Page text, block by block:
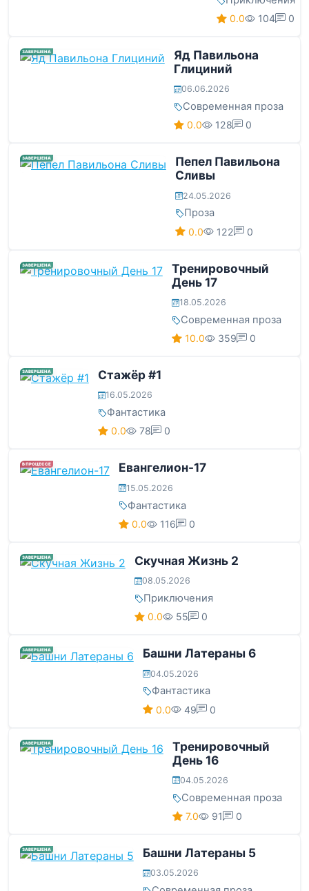
0.0 104 0
ЗАВЕРШЕНА
Яд Павильона
Глициний
06.06.2026
Современная проза
0.0 128 0
ЗАВЕРШЕНА
Пепел Павильона
Сливы
24.05.2026
Проза
0.0 122 0
ЗАВЕРШЕНА
Тренировочный
День 17
18.05.2026
Современная проза
10.0 359 0
ЗАВЕРШЕНА Стажёр #1
16.05.2026
Фантастика
0.0 78 0
В ПРОЦЕССЕ Евангелион-17
15.05.2026
Фантастика
0.0 116 0
ЗАВЕРШЕНА Скучная Жизнь 2
08.05.2026
Приключения
0.0 55 0
ЗАВЕРШЕНА Башни Латераны 6
04.05.2026
Фантастика
0.0 49 0
ЗАВЕРШЕНА
Тренировочный
День 16
04.05.2026
Современная проза
7.0 91 0
ЗАВЕРШЕНА Башни Латераны 5
03.05.2026